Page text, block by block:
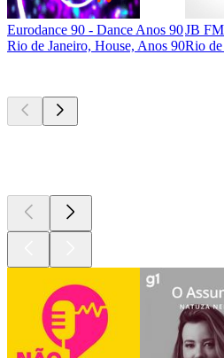
Eurodance 90 - Dance Anos 90
Rio de Janeiro, House, Anos 90
JB FM
Rio